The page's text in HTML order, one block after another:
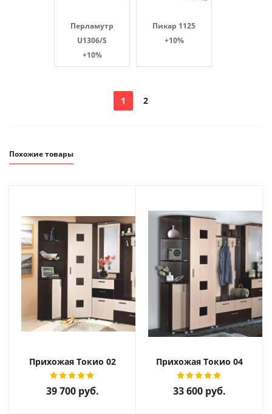
Перламутр
U1306/S
+10%
Пикар 1125
+10%
1 2
Похожие товары
Прихожая Токио 02
39 700 руб.
Прихожая Токио 04
33 600 руб.